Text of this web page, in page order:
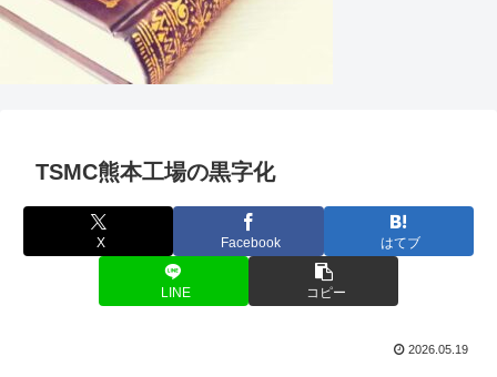
TSMC熊本工場の黒字化
X Facebook はてブ
LINE コピー
2026.05.19